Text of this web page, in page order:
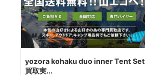
yozora kohaku duo inner Tent Set
買取実...